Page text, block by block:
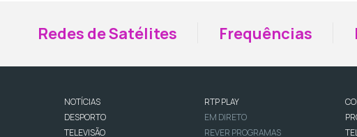
Redes de Satélites Frequências
NOTÍCIAS
DESPORTO
TELEVISÃO
RTP PLAY
EM DIRETO
REVER PROGRAMAS